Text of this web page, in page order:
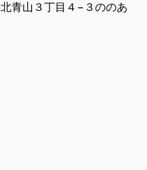
青山３丁目４−３ののあ